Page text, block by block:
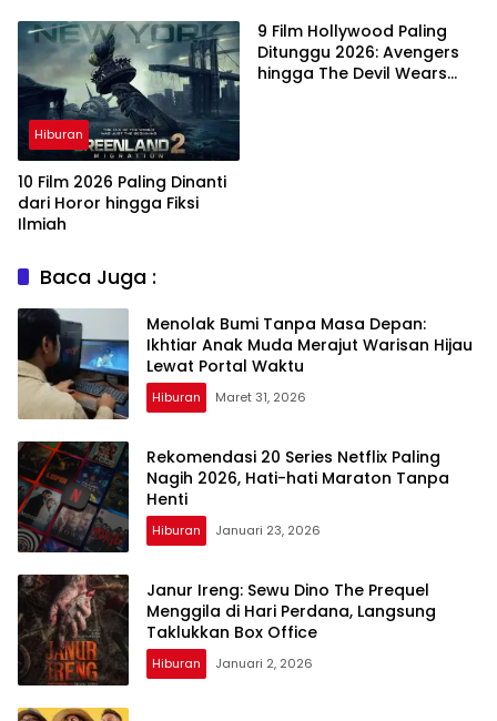
Hiburan
10 Film 2026 Paling Dinanti
dari Horor hingga Fiksi
Ilmiah
9 Film Hollywood Paling
Ditunggu 2026: Avengers
hingga The Devil Wears
Baca Juga :
Menolak Bumi Tanpa Masa Depan:
Ikhtiar Anak Muda Merajut Warisan Hijau
Lewat Portal Waktu
Hiburan Maret 31, 2026
Rekomendasi 20 Series Netflix Paling
Nagih 2026, Hati-hati Maraton Tanpa
Henti
Hiburan Januari 23, 2026
Janur Ireng: Sewu Dino The Prequel
Menggila di Hari Perdana, Langsung
Taklukkan Box Office
Hiburan Januari 2, 2026